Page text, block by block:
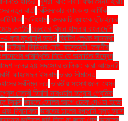
নতুন বার্তা বেক্সিমকোর ব্যাংক ও আর্থিক
টাকা বেলিংহাম বেসরকারি ব্যাংকে ছাঁটাইয়ের
৬৭% বৈরুতের বিমান হামলায় বাংলাদেশি
এ কার মুখোমুখি হবে? ব্রিটিশ লেখক সামান্থা
ভাইরাল ভিডিওর সেই ‘রহস্যময়ী’ তরুণীর
পরিস্থিতি নিয়ে যে অযাচিত উদ্বেগ
দলের ২৪ সদস্যের তালিকা: কারা আছেন?
ফাহমেদুল ইসলাম ভারত সীমান্তে
সর্বনিম্ন দরে ভারতীয় সংস্থাগুলো যেসব
নেত্রী হিমানী নারওয়াল হত্যায় প্রেমিক
ট্যাক্সি ভারতে হোলির আগে ঢেকে দেওয়া হচ্ছে
দ্বিচারিতা ভারতের চালের রপ্তানি মূল্য হ্রাস